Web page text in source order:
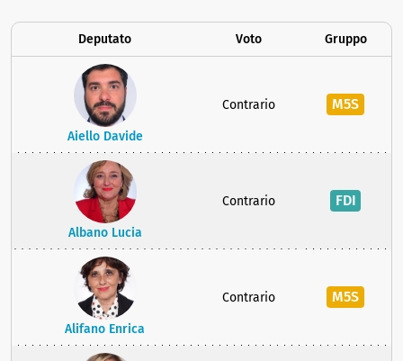
Deputato Voto Gruppo
Aiello Davide
Contrario M5S
Albano Lucia
Contrario FDI
Alifano Enrica
Contrario M5S